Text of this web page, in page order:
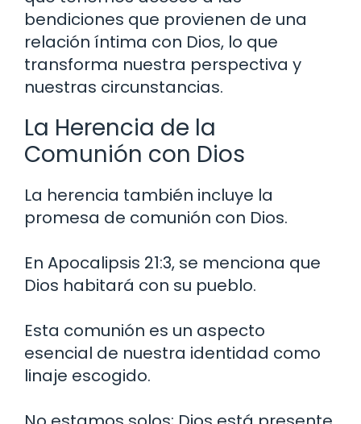
bendiciones que provienen de una
relación íntima con Dios, lo que
transforma nuestra perspectiva y
nuestras circunstancias.
La Herencia de la
Comunión con Dios
La herencia también incluye la
promesa de comunión con Dios.
En Apocalipsis 21:3, se menciona que
Dios habitará con su pueblo.
Esta comunión es un aspecto
esencial de nuestra identidad como
linaje escogido.